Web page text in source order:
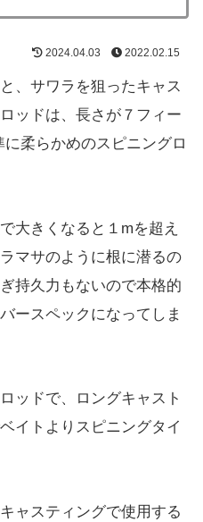
2024.04.03 2022.02.15
、サワラを狙ったキャス
ッドは、長さが７フィー
に柔らかめのスピニングロ
大きくなると１mを超え
マサのように根に潜るの
持久力もないので本格的
ースペックになってしま
ッドで、ロングキャスト
イトよりスピニングタイ
ャスティングで使用する